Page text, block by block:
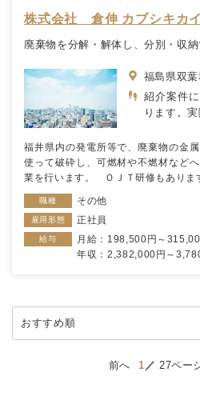
株式会社 倉伸 カブシキカ
廃棄物を分解・解体し、分別・収納
福島県双
紹介案件
ります。
福井県内の発電所等で、廃棄物の金
使って破砕し、可燃材や不燃材など
業を行います。 ＯＪＴ研修もありま
職種 その他
雇用形態 正社員
給与
月給：198,500円～
年収：2,382,000円～
前へ 1 27ペー